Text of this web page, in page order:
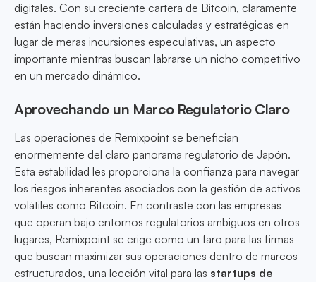
digitales. Con su creciente cartera de Bitcoin, claramente
están haciendo inversiones calculadas y estratégicas en
lugar de meras incursiones especulativas, un aspecto
importante mientras buscan labrarse un nicho competitivo
en un mercado dinámico.
Aprovechando un Marco Regulatorio Claro
Las operaciones de Remixpoint se benefician
enormemente del claro panorama regulatorio de Japón.
Esta estabilidad les proporciona la confianza para navegar
los riesgos inherentes asociados con la gestión de activos
volátiles como Bitcoin. En contraste con las empresas
que operan bajo entornos regulatorios ambiguos en otros
lugares, Remixpoint se erige como un faro para las firmas
que buscan maximizar sus operaciones dentro de marcos
estructurados, una lección vital para las startups de